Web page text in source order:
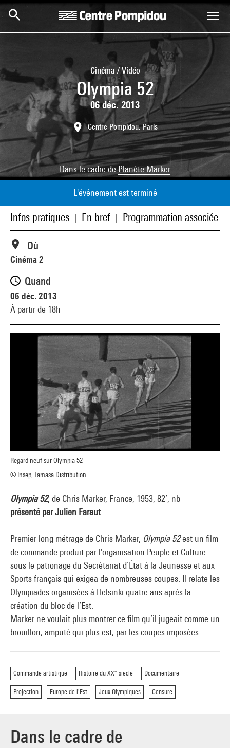
Aller au contenu principal
Centre Pompidou
Cinéma / Vidéo
Olympia 52
06 déc. 2013
Centre Pompidou, Paris
Dans le cadre dePlanète Marker
L'événement est terminé
Infos pratiques En bref Programmation associée
Regard neuf sur Olympia 52
© Insep, Tamasa Distribution
Olympia 52, de Chris Marker, France, 1953, 82’, nb
présenté par Julien Faraut
Premier long métrage de Chris Marker, Olympia 52est un film
de commande produit par l'organisation Peuple et Culture
sous le patronage du Secrétariat d’État à la Jeunesse et aux
Sports français qui exigea de nombreuses coupes. Il relate les
Olympiades organisées à Helsinki quatre ans après la
création du bloc de l’Est.
Marker ne voulait plus montrer ce film qu’il jugeait comme un
brouillon, amputé qui plus est, par les coupes imposées.
Commande artistique Histoire du XX° siècle Documentaire
Projection Europe de l'Est Jeux Olympiques Censure
Où
Cinéma 2
Quand
06 déc. 2013
À partir de 18h
Dans le cadre de